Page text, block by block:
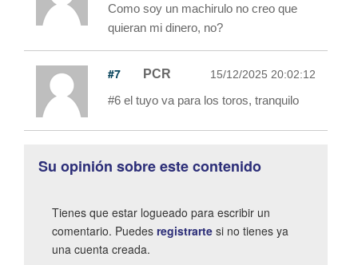
Como soy un machirulo no creo que
quieran mi dinero, no?
#7 PCR 15/12/2025 20:02:12
#6 el tuyo va para los toros, tranquilo
Su opinión sobre este contenido
Tienes que estar logueado para escribir un
comentario. Puedes registrarte si no tienes ya
una cuenta creada.